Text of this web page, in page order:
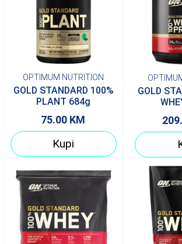
OPTIMUM NUTRITION
GOLD STANDARD 100%
PLANT 684g
75.00 KM
Kupi
GOLD